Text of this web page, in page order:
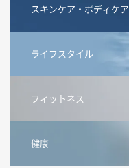
スキンケア・ボディケア
ライフスタイル
フィットネス
健康